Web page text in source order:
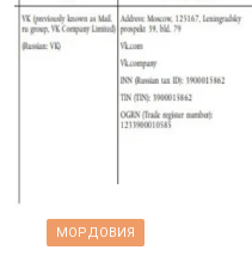
МОРДОВИЯ